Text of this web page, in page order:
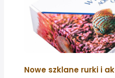
Nowe szklane rurki i